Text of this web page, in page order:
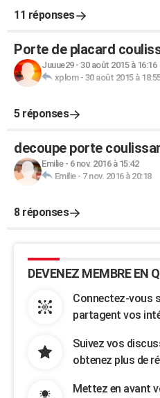
11 réponses
Porte de placard
Juuue29- 30 août 2015 à 16:16
xplom- 30 août 2015 à
5 réponses
decoupe porte
Emilie- 6 nov. 2016 à 15:42
Emilie- 7 nov. 2016 à 20:18
8 réponses
DEVENEZ MEMBRE EN
Connectez-vous
partagent vos
Suivez vos
obtenez plus de
Mettez en avant